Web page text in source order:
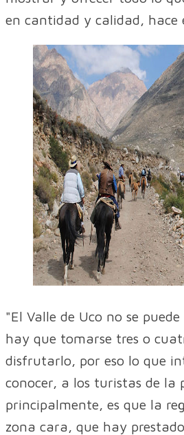
en cantidad y calidad, hace
"El Valle de Uco no se
hay que tomarse tres o
disfrutarlo, por eso lo que
conocer, a los turistas de la
principalmente, es que la
zona cara, que hay